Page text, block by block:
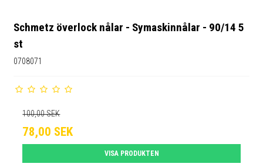
Schmetz överlock nålar - Symaskinnålar - 90/14 5
st
0708071
100,00 SEK
78,00 SEK
VISA PRODUKTEN